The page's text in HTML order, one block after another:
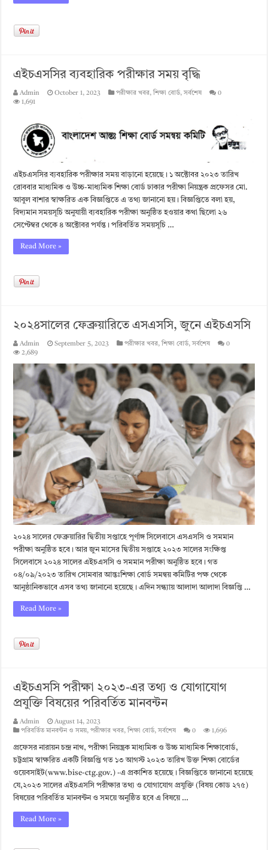
এইচএসসির ব্যবহারিক পরীক্ষার সময় বৃদ্ধি
Admin October 1, 2023 পরীক্ষার খবর,শিক্ষা বোর্ড,সর্বশেষ
0
1,691
এইচএসসির ব্যবহারিক পরীক্ষার সময় বাড়ানো হয়েছে। ১ অক্টোবর ২০২৩ তারিখ
রোববার মাধ্যমিক ও উচ্চ-মাধ্যমিক শিক্ষা বোর্ড ঢাকার পরীক্ষা নিয়ন্ত্রক প্রফেসর মো.
আবুল বাশার স্বাক্ষরিত এক বিজ্ঞপ্তিতে এ তথ্য জানানো হয়। বিজ্ঞপ্তিতে বলা হয়,
বিদ্যমান সময়সূচি অনুযায়ী ব্যবহারিক পরীক্ষা অনুষ্ঠিত হওয়ার কথা ছিলো ২৬
সেপ্টেম্বর থেকে ৪ অক্টোবর পর্যন্ত। পরিবর্তিত সময়সূচি …
Read More »
২০২৪সালের ফেব্রুয়ারিতে এসএসসি, জুনে এইচএসসি
Admin September 5, 2023 পরীক্ষার খবর,শিক্ষা বোর্ড,সর্বশেষ
0
2,689
২০২৪ সালের ফেব্রুয়ারির দ্বিতীয় সপ্তাহে পূর্ণাঙ্গ সিলেবাসে এসএসসি ও সমমান
পরীক্ষা অনুষ্ঠিত হবে। আর জুন মাসের দ্বিতীয় সপ্তাহে ২০২৩ সালের সংক্ষিপ্ত
সিলেবাসে ২০২৪ সালের এইচএসসি ও সমমান পরীক্ষা অনুষ্ঠিত হবে। গত
০৪/০৯/২০২৩ তারিখ সোমবার আন্তঃশিক্ষা বোর্ড সমন্বয় কমিটির পক্ষ থেকে
আনুষ্ঠানিকভাবে এসব তথ্য জানানো হয়েছে। এদিন সন্ধ্যায় আলাদা আলাদা বিজ্ঞপ্তি …
Read More »
এইচএসসি পরীক্ষা ২০২৩-এর তথ্য ও যোগাযোগ
প্রযুক্তি বিষয়ের পরিবর্তিত মানবন্টন
Admin
August 14, 2023
পরিবর্তিত মানবন্টন ও সময়,পরীক্ষার খবর,শিক্ষা বোর্ড,সর্বশেষ 0 1,696
প্রফেসর নারায়ন চন্দ্ৰ নাথ, পরীক্ষা নিয়ন্ত্রক মাধ্যমিক ও উচ্চ মাধ্যমিক শিক্ষাবোর্ড,
চট্টগ্রাম স্বাক্ষরিত একটি বিজ্ঞপ্তি গত ১৩ আগস্ট ২০২৩ তারিখ উক্ত শিক্ষা বোর্ডের
ওয়েবসাইট(www.bise-ctg.gov.) -এ প্রকাশিত হয়েছে। বিজ্ঞপ্তিতে জানানো হয়েছে
যে,২০২৩ সালের এইচএসসি পরীক্ষার তথ্য ও যোগাযোগ প্রযুক্তি (বিষয় কোড ২৭৫)
বিষয়ের পরিবর্তিত মানবন্টন ও সময়ে অনুষ্ঠিত হবে এ বিষয়ে …
Read More »